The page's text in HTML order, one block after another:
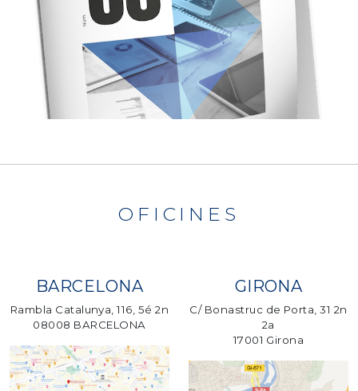
OFICINES
BARCELONA
Rambla Catalunya, 116, 5é 2n
08008 BARCELONA
GIRONA
C/ Bonastruc de Porta, 31 2n
2a
17001 Girona